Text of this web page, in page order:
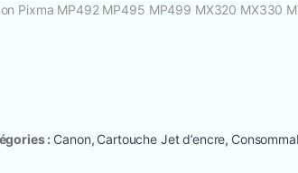
Pixma MP492 MP495 MP499 MX320 MX330
: Canon, Cartouche Jet d’encre,